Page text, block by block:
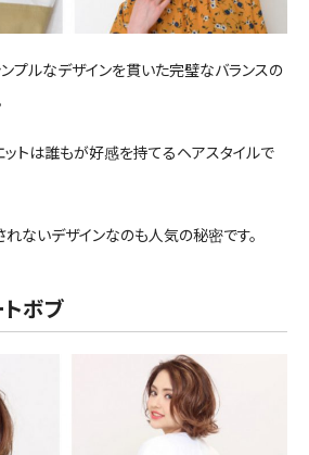
プルなデザインを貫いた完璧なバランスの
トは誰もが好感を持てるヘアスタイルで
ないデザインなのも人気の秘密です。
ボブ